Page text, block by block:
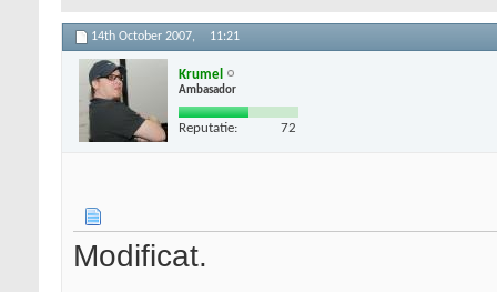
14th October 2007, 11:21
Krumel
Ambasador
Reputatie: 72
Modificat.